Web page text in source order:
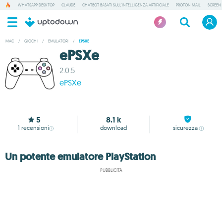
WHATSAPP DESKTOP CLAUDE CHATBOT BASATI SULL'INTELLIGENZA ARTIFICIALE PROTON MAIL
MAC / GIOCHI / EMULATORI / EPSXE
ePSXe
2.0.5
ePSXe
5
1 recensioni
8.1 k
download sicurezza
Un potente emulatore PlayStation
PUBBLICITÀ